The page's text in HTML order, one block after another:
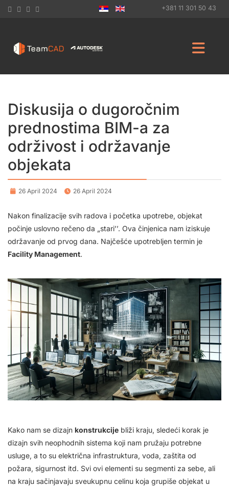
+381 11 301 50 43
Diskusija o dugoročnim
prednostima BIM-a za
održivost i održavanje
objekata
26 April 2024 26 April 2024
Nakon finalizacije svih radova i početka upotrebe, objekat
počinje uslovno rečeno da „stari’’. Ova činjenica nam iziskuje
održavanje od prvog dana. Najčešće upotrebljen termin je
Facility Management.
Kako nam se dizajn konstrukcije bliži kraju, sledeći korak je
dizajn svih neophodnih sistema koji nam pružaju potrebne
usluge, a to su električna infrastruktura, voda, zaštita od
požara, sigurnost itd. Svi ovi elementi su segmenti za sebe, ali
na kraju sačinjavaju sveukupnu celinu koja grupiše objekat u